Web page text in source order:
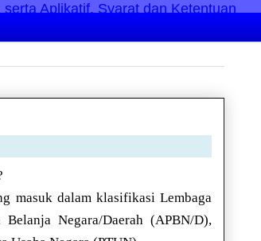
Aplikatif. Syarat dan Ketentuan
masuk dalam klasifikasi Lembaga
Negara/Daerah (APBN/D),